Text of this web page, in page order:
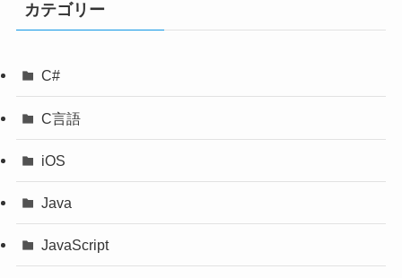
カテゴリー
C#
C言語
iOS
Java
JavaScript